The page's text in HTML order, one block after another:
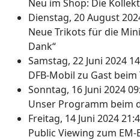
Neu im Shop: Die
Dienstag, 20 August
Neue Trikots für die
Dank“
Samstag, 22 Juni 2024
DFB-Mobil zu Gast
Sonntag, 16 Juni 2024
Unser Programm beim
Freitag, 14 Juni 2024
Public Viewing zum